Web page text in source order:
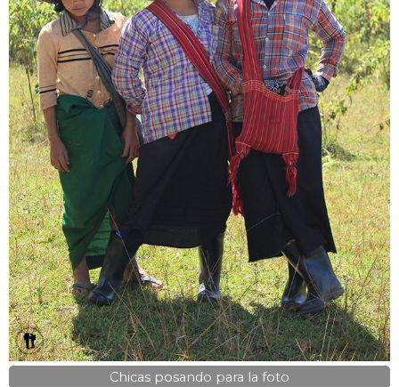
Chicas posando para la foto